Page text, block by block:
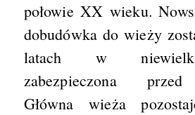
połowie XX wieku.
dobudówka do wieży
latach w
zabezpieczona przed
Główna wieża